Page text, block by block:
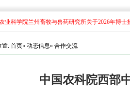
业科学院兰州畜牧与兽药研究所关于2026年博士
置: 首页» 动态信息» 合作交流
中国农科院西部